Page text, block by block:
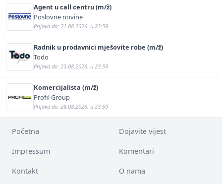
Agent u call centru (m/ž)
Poslovne novine
Prijava do: 21.08.2026. u 23:59
Radnik u prodavnici mješovite robe (m/ž)
Todo
Prijava do: 23.08.2026. u 23:59
Komercijalista (m/ž)
Profil Group
Prijava do: 28.08.2026. u 23:59
Početna Dojavite vijest
Impressum Komentari
Kontakt O nama